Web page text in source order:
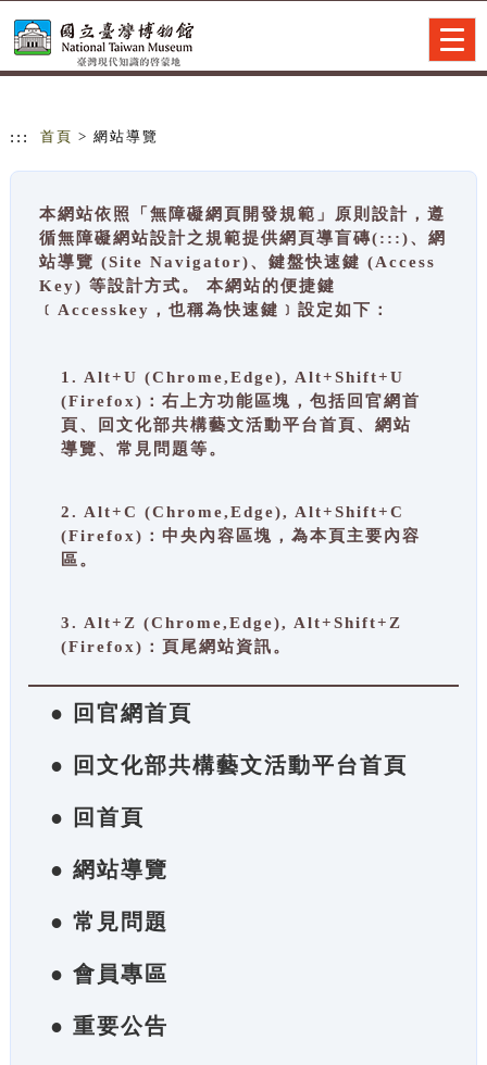
::: 首頁 > 網站導覽
本網站依照「無障礙網頁開發規範」原則設計，遵
循無障礙網站設計之規範提供網頁導盲磚(:::)、網
站導覽 (Site Navigator)、鍵盤快速鍵 (Access
Key) 等設計方式。 本網站的便捷鍵
﹝Accesskey，也稱為快速鍵﹞設定如下：
1. Alt+U (Chrome,Edge), Alt+Shift+U
(Firefox)：右上方功能區塊，包括回官網首
頁、回文化部共構藝文活動平台首頁、網站
導覽、常見問題等。
2. Alt+C (Chrome,Edge), Alt+Shift+C
(Firefox)：中央內容區塊，為本頁主要內容
區。
3. Alt+Z (Chrome,Edge), Alt+Shift+Z
(Firefox)：頁尾網站資訊。
● 回官網首頁
● 回文化部共構藝文活動平台首頁
● 回首頁
● 網站導覽
● 常見問題
● 會員專區
● 重要公告